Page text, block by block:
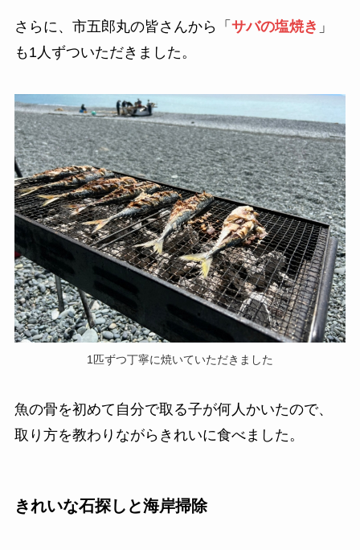
さらに、市五郎丸の皆さんから「 サバの塩焼き 」
も1人ずついただきました。
1匹ずつ丁寧に焼いていただきました
魚の骨を初めて自分で取る子が何人かいたので、
取り方を教わりながらきれいに食べました。
きれいな石探しと海岸掃除